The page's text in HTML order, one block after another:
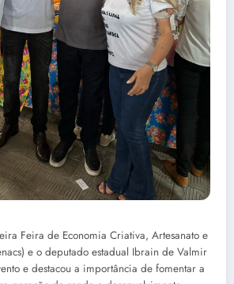
Feira de Economia Criativa, Artesanato e
e o deputado estadual Ibrain de Valmir
e destacou a importância de fomentar a